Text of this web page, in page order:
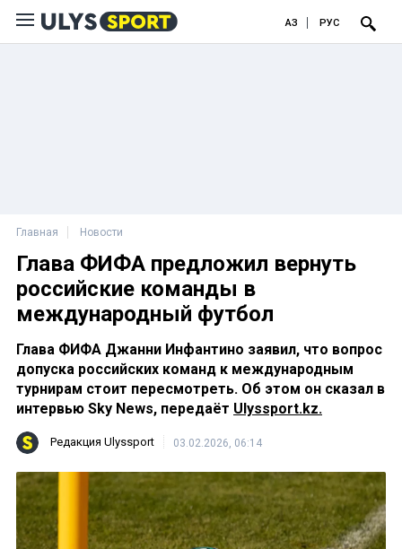
ҚАЗ РУС
Главная Новости
Глава ФИФА предложил вернуть
российские команды в
международный футбол
Глава ФИФА Джанни Инфантино заявил, что вопрос
допуска российских команд к международным
турнирам стоит пересмотреть. Об этом он сказал в
интервью Sky News, передаёт Ulyssport.kz.
Редакция Ulyssport 03.02.2026, 06:14